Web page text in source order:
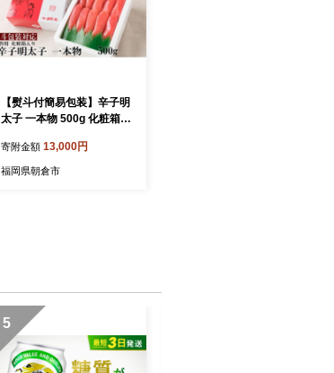
【熨斗付簡易包装】辛子明
太子 一本物 500g 化粧箱入
んたいこ
寄附金額 13,000円
福岡県朝倉市
5